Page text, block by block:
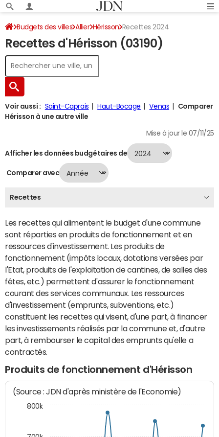
Budgets des villes Allier Hérisson Recettes 2024
Recettes d'Hérisson (03190)
Voir aussi : Saint-Caprais Haut-Bocage Venas
Comparer
Hérisson à une autre ville
Mise à jour le 07/11/25
Afficher les données budgétaires de
Comparer avec
Recettes
Les recettes qui alimentent le budget d'une commune
sont réparties en produits de fonctionnement et en
ressources d'investissement. Les produits de
fonctionnement (impôts locaux, dotations versées par
l'Etat, produits de l'exploitation de cantines, de salles des
fêtes, etc.) permettent d'assurer le fonctionnement
courant des services communaux. Les ressources
d'investissement (emprunts, subventions, etc.)
constituent les recettes qui visent, d'une part, à financer
les investissements réalisés par la commune et, d'autre
part, à rembourser le capital des emprunts qu'elle a
contractés.
Produits de fonctionnement d'Hérisson
(Source : JDN d'après ministère de l'Economie)
800k